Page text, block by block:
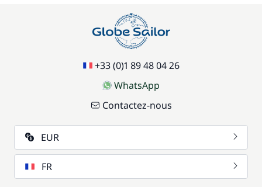
+33 (0)1 89 48 04 26
WhatsApp
Contactez-nous
EUR
FR